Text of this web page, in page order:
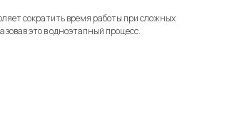
сократить время работы при сложных
это в одноэтапный процесс.